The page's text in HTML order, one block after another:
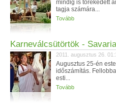
mindig is törekedett
tagja számára...
Tovább
Karneválcsütörtök -
2011. augusztus 26.
Augusztus 25-én
időszámítás.
esti...
Tovább